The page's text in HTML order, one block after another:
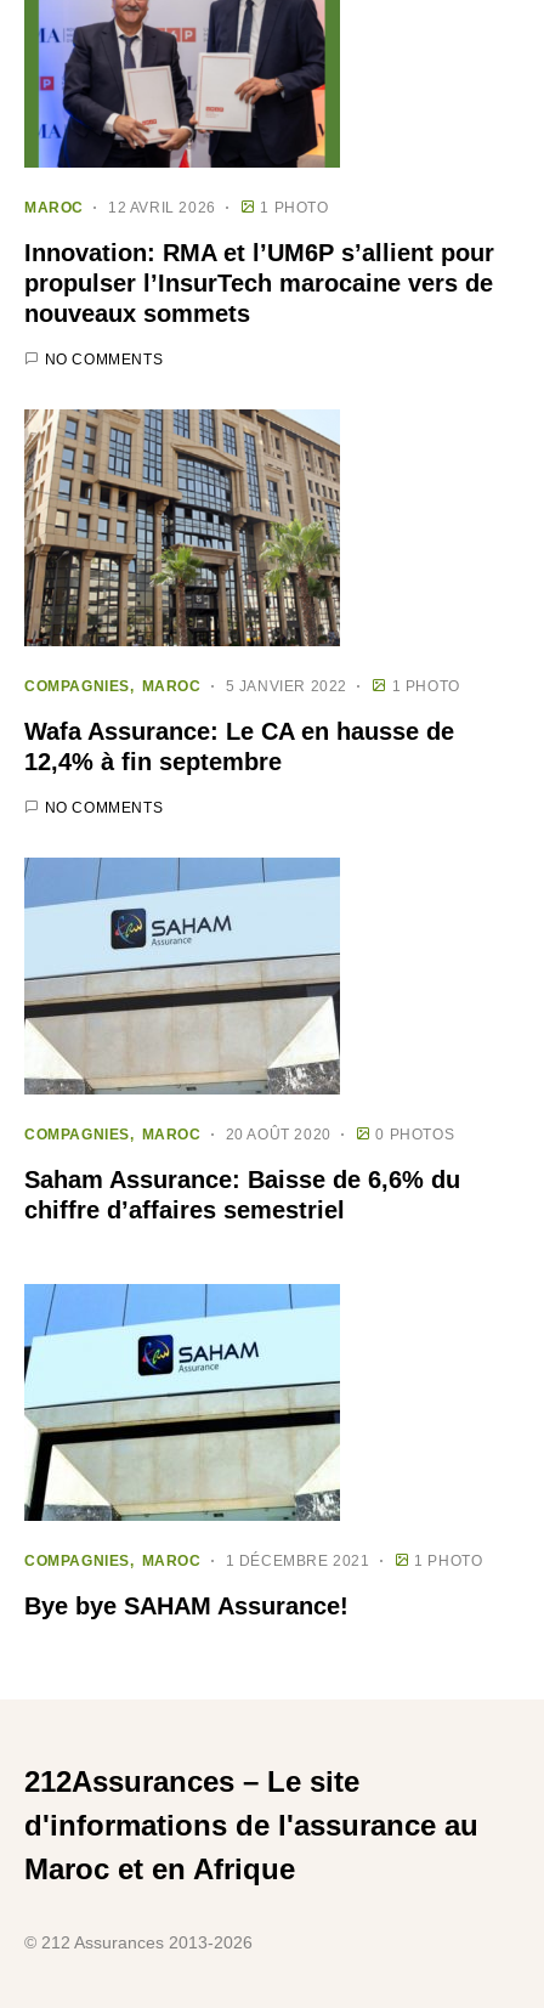
MAROC 12 AVRIL 2026 1 PHOTO
Innovation: RMA et l’UM6P s’allient pour
propulser l’InsurTech marocaine vers de
nouveaux sommets
NO COMMENTS
COMPAGNIES MAROC 5 JANVIER 2022 1 PHOTO
Wafa Assurance: Le CA en hausse de
12,4% à fin septembre
NO COMMENTS
COMPAGNIES MAROC 20 AOÛT 2020 0 PHOTOS
Saham Assurance: Baisse de 6,6% du
chiffre d’affaires semestriel
COMPAGNIES MAROC 1 DÉCEMBRE 2021 1 PHOTO
Bye bye SAHAM Assurance!
212Assurances – Le site
d'informations de l'assurance au
Maroc et en Afrique
© 212 Assurances 2013-2026